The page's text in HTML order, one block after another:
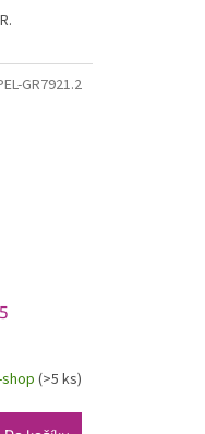
(>5 ks)
GR7921.2